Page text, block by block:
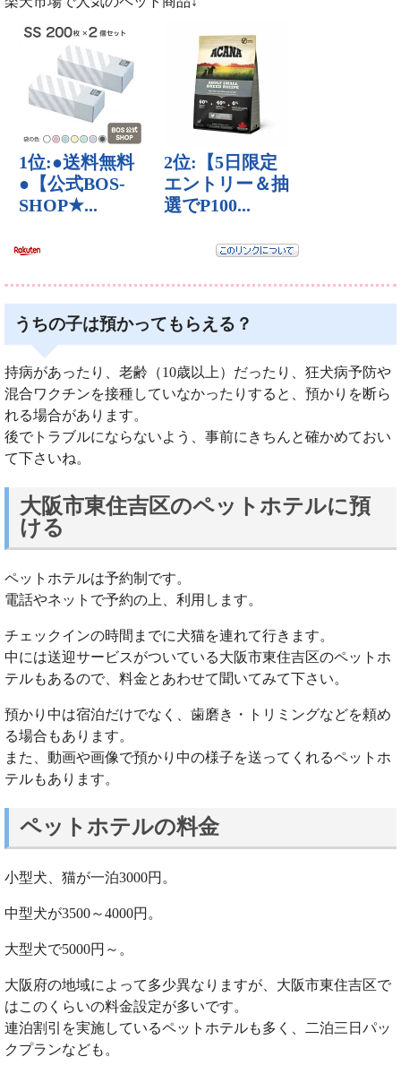
うちの子は預かってもらえる？
持病があったり、老齢（10歳以上）だったり、狂犬病予防や
混合ワクチンを接種していなかったりすると、預かりを断ら
れる場合があります。
後でトラブルにならないよう、事前にきちんと確かめておい
て下さいね。
大阪市東住吉区のペットホテルに預
ける
ペットホテルは予約制です。
電話やネットで予約の上、利用します。
チェックインの時間までに犬猫を連れて行きます。
中には送迎サービスがついている大阪市東住吉区のペットホ
テルもあるので、料金とあわせて聞いてみて下さい。
預かり中は宿泊だけでなく、歯磨き・トリミングなどを頼め
る場合もあります。
また、動画や画像で預かり中の様子を送ってくれるペットホ
テルもあります。
ペットホテルの料金
小型犬、猫が一泊3000円。
中型犬が3500～4000円。
大型犬で5000円～。
大阪府の地域によって多少異なりますが、大阪市東住吉区で
はこのくらいの料金設定が多いです。
連泊割引を実施しているペットホテルも多く、二泊三日パッ
クプランなども。